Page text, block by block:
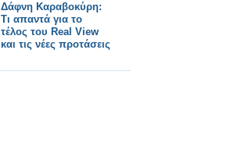
Δάφνη Καραβοκύρη:
Τι απαντά για το
τέλος του Real View
και τις νέες προτάσεις